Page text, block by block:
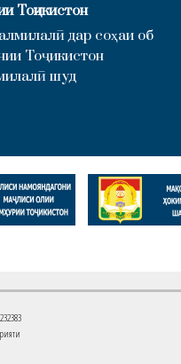
Тоҷикистон
дар соҳаи об
Тоҷикистон
шуд